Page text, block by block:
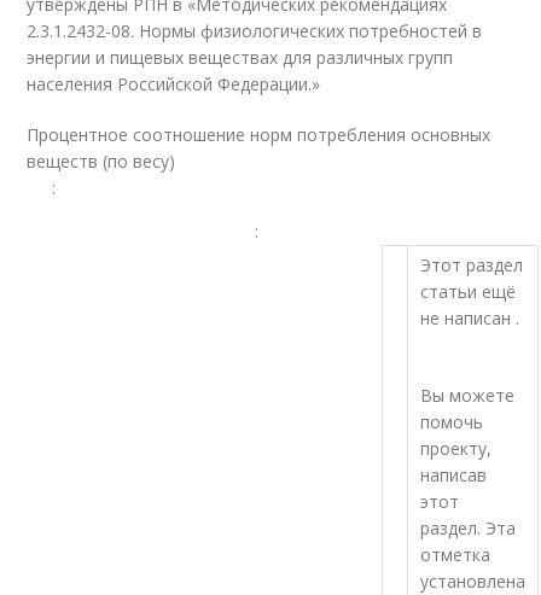
2.3.1.2432-08. Нормы физиологических потребностей в
энергии и пищевых веществах для различных групп
населения Российской Федерации.»
Процентное соотношение норм потребления основных
веществ (по весу)
:
:
Этот раздел
статьи ещё
не написан .
Вы можете
помочь
проекту,
написав
этот
раздел. Эта
отметка
установлена